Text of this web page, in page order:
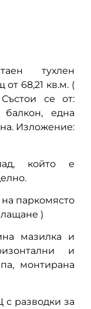
тухлен
68,21 кв.м. (
се от:
една
Изложение:
който е
паркомясто
)
мазилка и
и
монтирана
с разводки за